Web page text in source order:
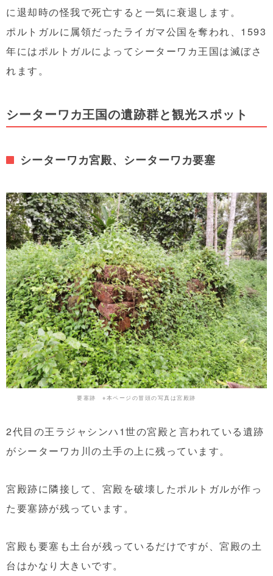
に退却時の怪我で死亡すると一気に衰退します。
ポルトガルに属領だったライガマ公国を奪われ、1593
年にはポルトガルによってシーターワカ王国は滅ぼさ
れます。
シーターワカ王国の遺跡群と観光スポット
シーターワカ宮殿、シーターワカ要塞
要塞跡 ※本ページの冒頭の写真は宮殿跡
2代目の王ラジャシンハ1世の宮殿と言われている遺跡
がシーターワカ川の土手の上に残っています。
宮殿跡に隣接して、宮殿を破壊したポルトガルが作っ
た要塞跡が残っています。
宮殿も要塞も土台が残っているだけですが、宮殿の土
台はかなり大きいです。